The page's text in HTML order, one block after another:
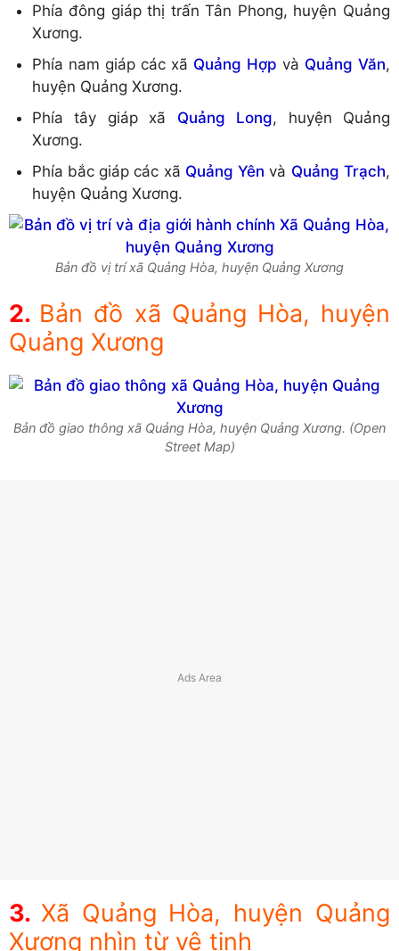
Phía đông giáp thị trấn Tân Phong, huyện Quảng
Xương.
Phía nam giáp các xã Quảng Hợp và Quảng Văn,
huyện Quảng Xương.
Phía tây giáp xã Quảng Long, huyện Quảng
Xương.
Phía bắc giáp các xã Quảng Yên và Quảng Trạch,
huyện Quảng Xương.
Bản đồ vị trí xã Quảng Hòa, huyện Quảng Xương
Bản đồ xã Quảng Hòa, huyện
Quảng Xương
Bản đồ giao thông xã Quảng Hòa, huyện Quảng Xương. (Open
Street Map)
Xã Quảng Hòa, huyện Quảng
Xương nhìn từ vệ tinh